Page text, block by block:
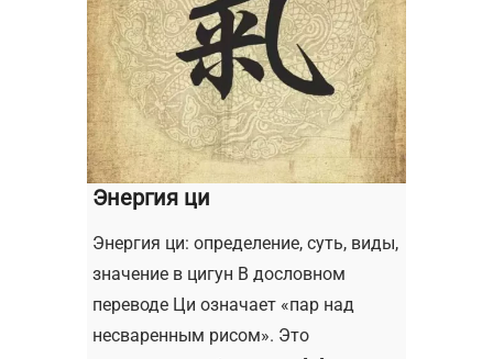
Энергия ци
Энергия ци: определение, суть, виды,
значение в цигун В дословном
переводе Ци означает «пар над
несваренным рисом». Это